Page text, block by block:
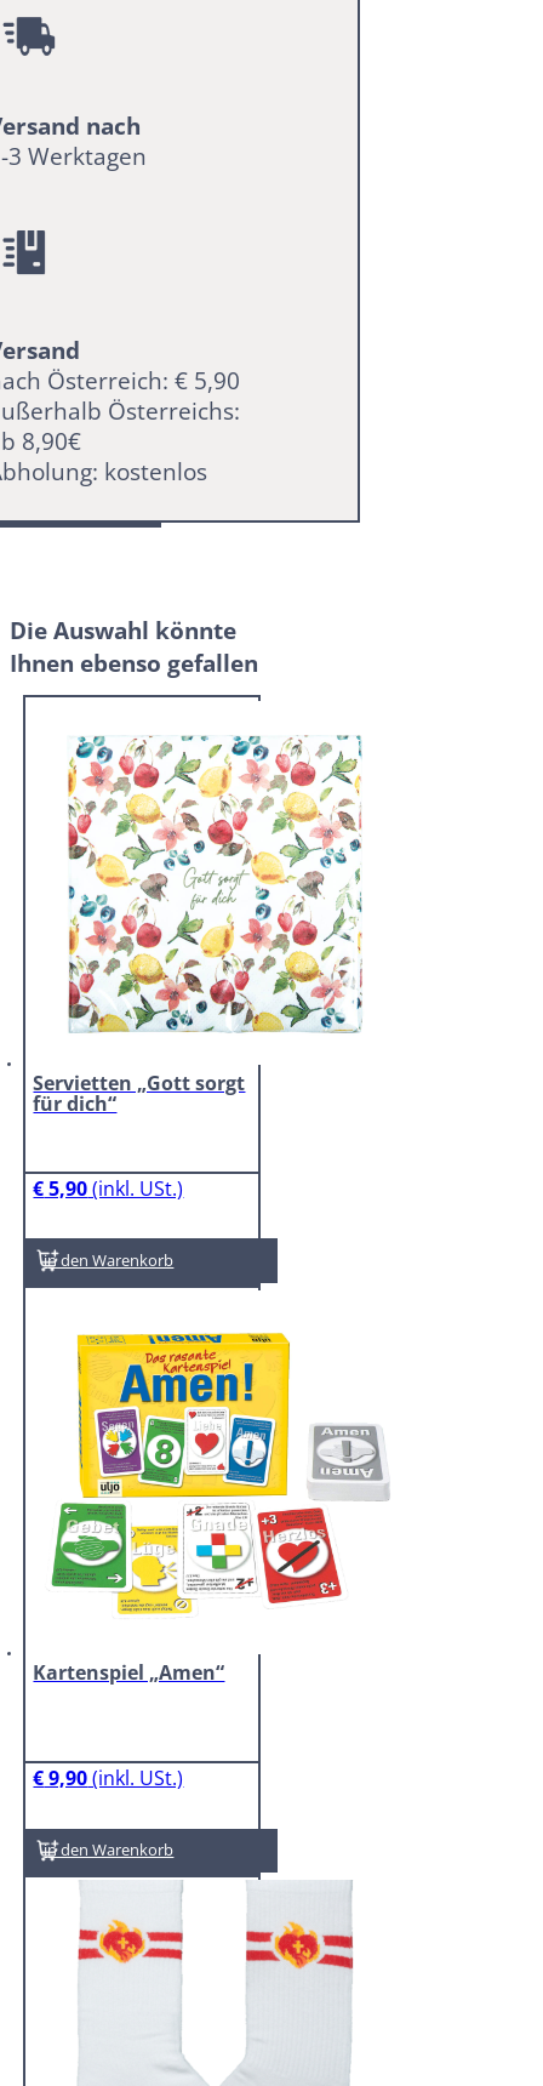
nach
3 Werktagen
Österreich: € 5,90
Österreichs:
8,90€
kostenlos
Die Auswahl könnte
Ihnen ebenso gefallen
Servietten „Gott sorgt
für dich“
€5,90
In den Warenkorb
Kartenspiel „Amen“
€9,90
In den Warenkorb